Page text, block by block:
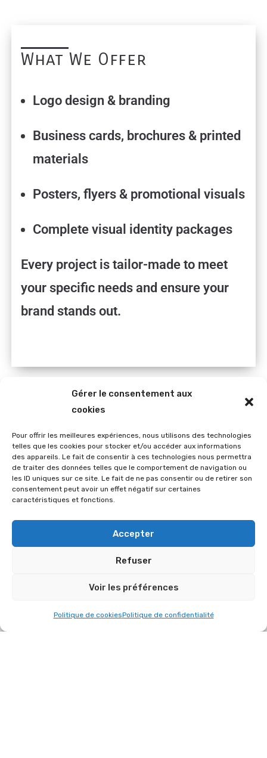
Gérer le consentement aux
cookies
Pour offrir les meilleures expériences, nous utilisons des technologies
telles que les cookies pour stocker et/ou accéder aux informations
des appareils. Le fait de consentir à ces technologies nous permettra
de traiter des données telles que le comportement de navigation ou
les ID uniques sur ce site. Le fait de ne pas consentir ou de retirer son
consentement peut avoir un effet négatif sur certaines
caractéristiques et fonctions.
Accepter
Refuser
Voir les préférences
Politique de cookiesPolitique de confidentialité
What We Offer
Logo design & branding
Business cards, brochures & printed
materials
Posters, flyers & promotional visuals
Complete visual identity packages
Every project is tailor-made to meet
your specific needs and ensure your
brand stands out.
Contacter
Reno Créations
+33 6 24 55 53 54